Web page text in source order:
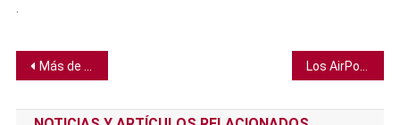
Navegación
de
Más de mil millones de jóvenes podrían perder su oído a causa de los audífonos y conciertos ruidosos